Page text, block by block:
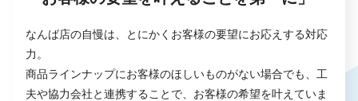
なんば店の自慢は、とにかくお客様の要望にお応えする対応
力。
商品ラインナップにお客様のほしいものがない場合でも、工
夫や協力会社と連携することで、お客様の希望を叶えていま